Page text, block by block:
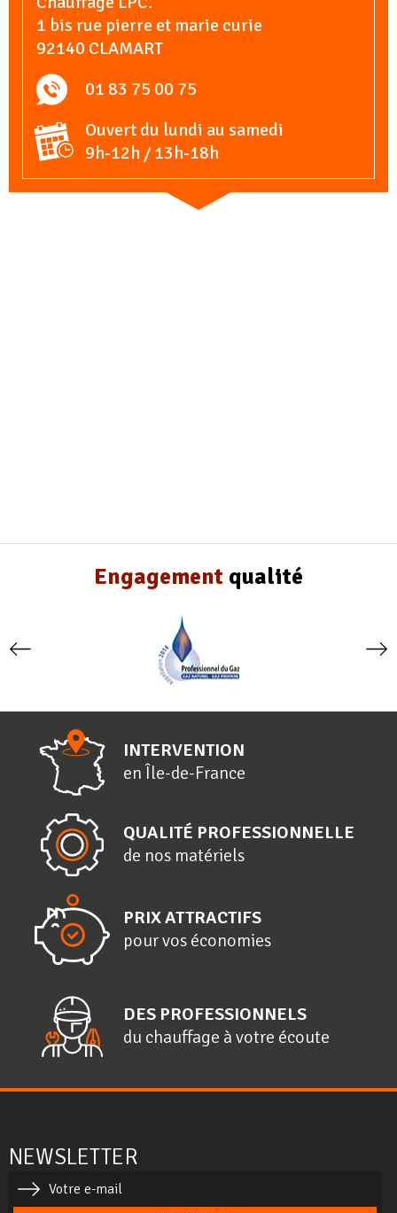
1 bis rue pierre et marie curie
92140 CLAMART
01 83 75 00 75
Ouvert du lundi au samedi
9h-12h / 13h-18h
Engagement qualité
INTERVENTION
en Île-de-France
QUALITÉ PROFESSIONNELLE
de nos matériels
PRIX ATTRACTIFS
pour vos économies
DES PROFESSIONNELS
du chauffage à votre écoute
NEWSLETTER